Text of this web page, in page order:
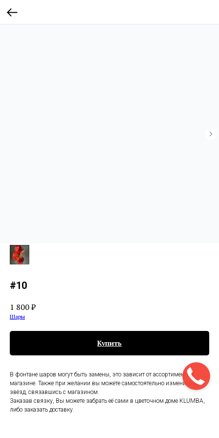
#10
1 800₽
Шары
Купить
В фонтане шаров могут быть замены, это зависит от ассортимента в
магазине. Также при желании вы можете самостоятельно изменить цвет
звёзд, связавшись с магазином.
Заказав связку, Вы можете забрать её сами в цветочном доме KLUMBA,
либо заказать доставку.